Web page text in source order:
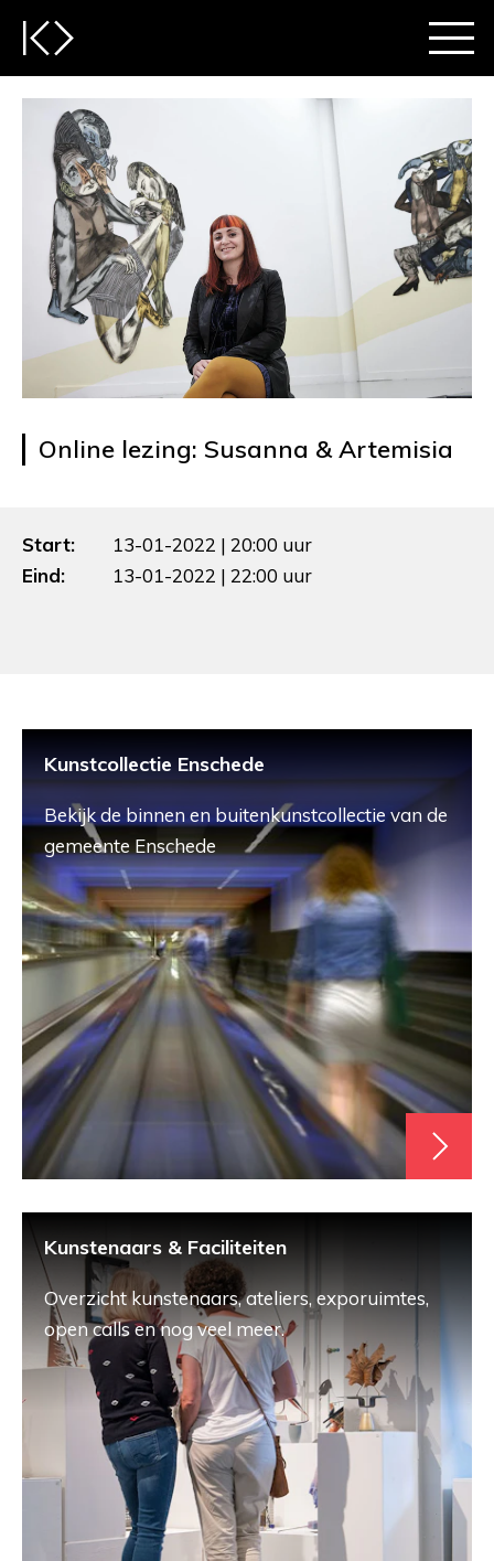
Online lezing: Susanna & Artemisia
Start:
13-01-2022 | 20:00 uur
Eind:
13-01-2022 | 22:00 uur
Kunstcollectie Enschede
Bekijk de binnen en buitenkunstcollectie van de
gemeente Enschede
Kunstenaars & Faciliteiten
Overzicht kunstenaars, ateliers, exporuimtes,
open calls en nog veel meer.